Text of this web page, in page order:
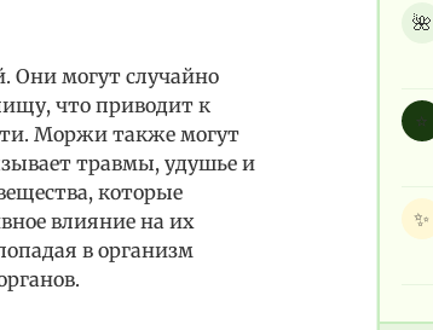
Они могут случайно
что приводит к
Моржи также могут
травмы, удушье и
которые
влияние на их
в организм
🌺
⭐
✨